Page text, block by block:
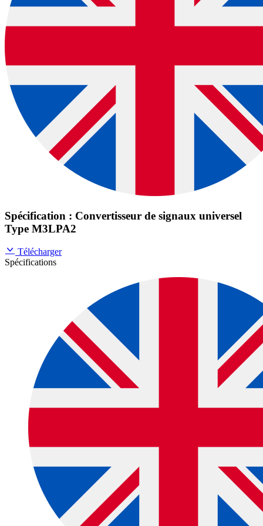
Spécification : Convertisseur de signaux universel
Type M3LPA2
Télécharger
Spécifications